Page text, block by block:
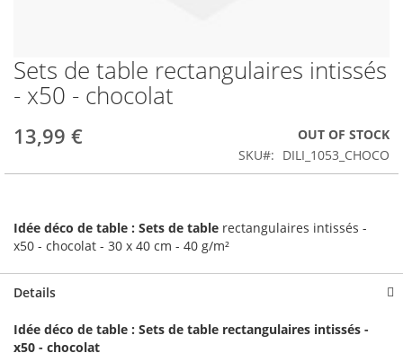
Skip
to
the
of
images
Sets de table rectangulaires intissés
- x50 - chocolat
13,99 €
OUT OF STOCK
SKU
DILI_1053_CHOCO
Idée déco de table : Sets de table rectangulaires intissés -
x50 - chocolat - 30 x 40 cm - 40 g/m²
Details
Idée déco de table : Sets de table rectangulaires intissés -
x50 - chocolat